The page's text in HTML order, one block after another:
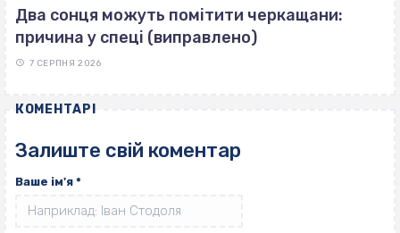
Два сонця можуть помітити черкащани:
причина у спеці (виправлено)
7 СЕРПНЯ 2026
КОМЕНТАРІ
Залиште свій коментар
Ваше ім'я *